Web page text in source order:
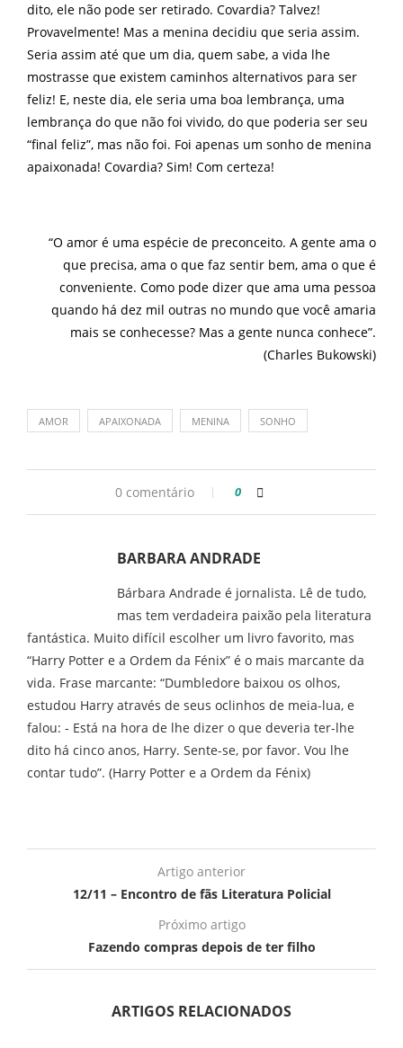
dito, ele não pode ser retirado. Covardia? Talvez!
Provavelmente! Mas a menina decidiu que seria assim.
Seria assim até que um dia, quem sabe, a vida lhe
mostrasse que existem caminhos alternativos para ser
feliz! E, neste dia, ele seria uma boa lembrança, uma
lembrança do que não foi vivido, do que poderia ser seu
“final feliz”, mas não foi. Foi apenas um sonho de menina
apaixonada! Covardia? Sim! Com certeza!
“O amor é uma espécie de preconceito. A gente ama o
que precisa, ama o que faz sentir bem, ama o que é
conveniente. Como pode dizer que ama uma pessoa
quando há dez mil outras no mundo que você amaria
mais se conhecesse? Mas a gente nunca conhece”.
(Charles Bukowski)
AMOR APAIXONADA MENINA SONHO
0 comentário 0
BARBARA ANDRADE
Bárbara Andrade é jornalista. Lê de tudo,
mas tem verdadeira paixão pela literatura
fantástica. Muito difícil escolher um livro favorito, mas
“Harry Potter e a Ordem da Fénix” é o mais marcante da
vida. Frase marcante: “Dumbledore baixou os olhos,
estudou Harry através de seus oclinhos de meia-lua, e
falou: - Está na hora de lhe dizer o que deveria ter-lhe
dito há cinco anos, Harry. Sente-se, por favor. Vou lhe
contar tudo”. (Harry Potter e a Ordem da Fénix)
Artigo anterior
12/11 – Encontro de fãs Literatura Policial
Próximo artigo
Fazendo compras depois de ter filho
ARTIGOS RELACIONADOS